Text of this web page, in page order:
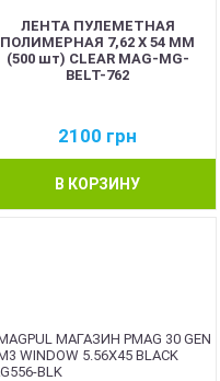
ЛЕНТА ПУЛЕМЕТНАЯ
ПОЛИМЕРНАЯ 7,62 Х 54 ММ
(500 шт) CLEAR MAG-MG-
BELT-762
2100 грн
В КОРЗИНУ